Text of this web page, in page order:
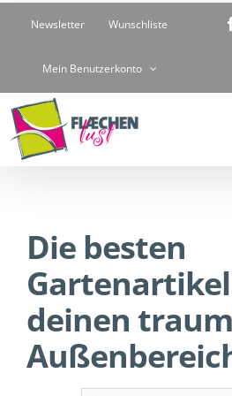
springen
Newsletter Wunschliste
Mein Benutzerkonto
Die besten
deinen